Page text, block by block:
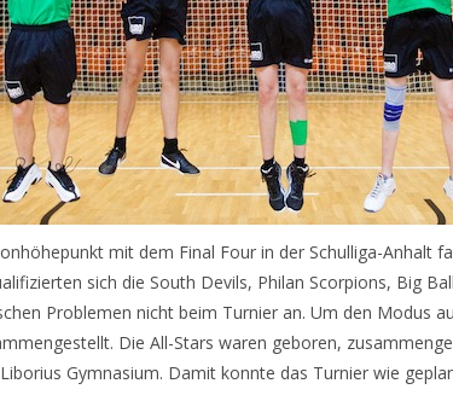
mit dem Final Four in der Schulliga-Anhalt
sich die South Devils, Philan Scorpions, Big
Problemen nicht beim Turnier an. Um den Modus
Die All-Stars waren geboren,
Gymnasium. Damit konnte das Turnier wie